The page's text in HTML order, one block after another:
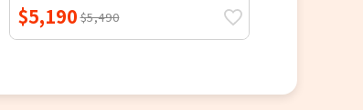
$5,190$5,490